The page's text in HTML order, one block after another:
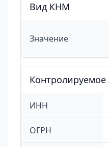
Вид КНМ
Значение
Контролируемое
ИНН
ОГРН